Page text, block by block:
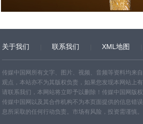
关于我们 联系我们 XML地图
网站地图 TXT
传媒中国网所有文字、图片、视频、音频等资料均来
观点，本站亦不为其版权负责，如果您发现本网站上
请联系我们，本网站将立即予以删除！传媒中国网版权
传媒中国网以及其合作机构不为本页面提供的信息错
息所采取的任何行动负责。市场有风险，投资需谨慎。